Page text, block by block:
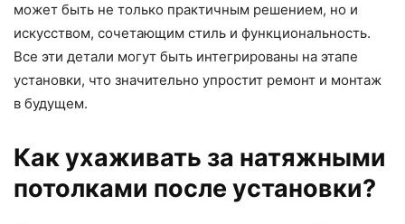
может быть не только практичным решением, но и
искусством, сочетающим стиль и функциональность.
Все эти детали могут быть интегрированы на этапе
установки, что значительно упростит ремонт и монтаж
в будущем.
Как ухаживать за натяжными
потолками после установки?